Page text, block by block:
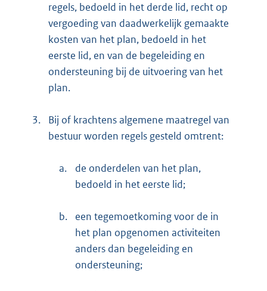
regels, bedoeld in het derde lid, recht op
vergoeding van daadwerkelijk gemaakte
kosten van het plan, bedoeld in het
eerste lid, en van de begeleiding en
ondersteuning bij de uitvoering van het
plan.
3.
Bij of krachtens algemene maatregel van
bestuur worden regels gesteld omtrent:
a.
de onderdelen van het plan,
bedoeld in het eerste lid;
b.
een tegemoetkoming voor de in
het plan opgenomen activiteiten
anders dan begeleiding en
ondersteuning;